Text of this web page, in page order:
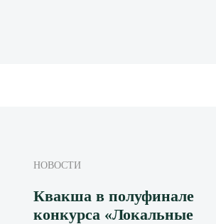
НОВОСТИ
Квакша в полуфинале
конкурса «Локальные